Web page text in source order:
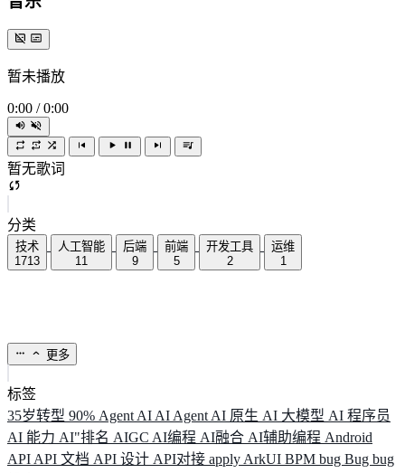
暂未播放
0:00 / 0:00
暂无歌词
分类
技术
1713
人工智能
11
后端
9
前端
5
开发工具
2
运维
1
更多
标签
35岁转型 90% Agent AI AI Agent AI 原生 AI 大模型 AI 程序员
AI 能力 AI"排名 AIGC AI编程 AI融合 AI辅助编程 Android
API API 文档 API 设计 API对接 apply ArkUI BPM bug Bug bug